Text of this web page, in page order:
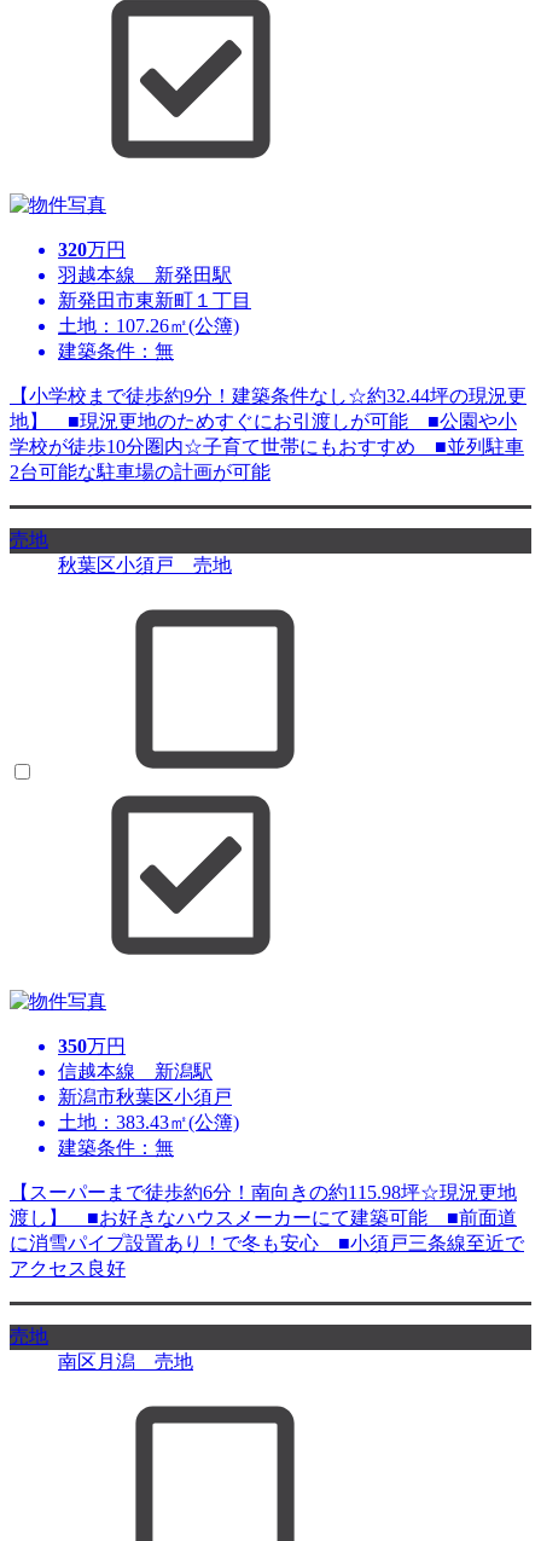
320万円
羽越本線 新発田駅
新発田市東新町１丁目
土地：107.26㎡(公簿)
建築条件：無
【小学校まで徒歩約9分！建築条件なし☆約32.44坪の現況更
地】 ■現況更地のためすぐにお引渡しが可能 ■公園や小
学校が徒歩10分圏内☆子育て世帯にもおすすめ ■並列駐車
2台可能な駐車場の計画が可能
売地
秋葉区小須戸 売地
350万円
信越本線 新潟駅
新潟市秋葉区小須戸
土地：383.43㎡(公簿)
建築条件：無
【スーパーまで徒歩約6分！南向きの約115.98坪☆現況更地
渡し】 ■お好きなハウスメーカーにて建築可能 ■前面道
に消雪パイプ設置あり！で冬も安心 ■小須戸三条線至近で
アクセス良好
売地
南区月潟 売地